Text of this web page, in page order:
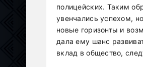
полицейских. Таким
увенчались успехом,
новые горизонты и
дала ему шанс
вклад в общество,